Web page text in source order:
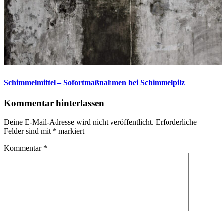
Schimmelmittel – Sofortmaßnahmen bei Schimmelpilz
Kommentar hinterlassen
Deine E-Mail-Adresse wird nicht veröffentlicht. Erforderliche
Felder sind mit * markiert
Kommentar *